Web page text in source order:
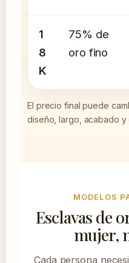
1
8
K
75% de
oro fino
El precio final puede
diseño, largo, acabado y
MODELOS
Esclavas de
mujer,
Cada persona